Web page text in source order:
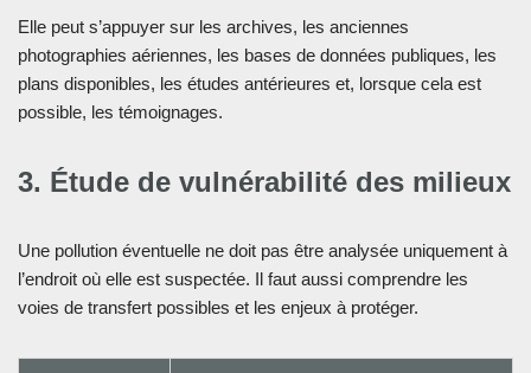
Elle peut s’appuyer sur les archives, les anciennes
photographies aériennes, les bases de données publiques, les
plans disponibles, les études antérieures et, lorsque cela est
possible, les témoignages.
3. Étude de vulnérabilité des milieux
Une pollution éventuelle ne doit pas être analysée uniquement à
l’endroit où elle est suspectée. Il faut aussi comprendre les
voies de transfert possibles et les enjeux à protéger.